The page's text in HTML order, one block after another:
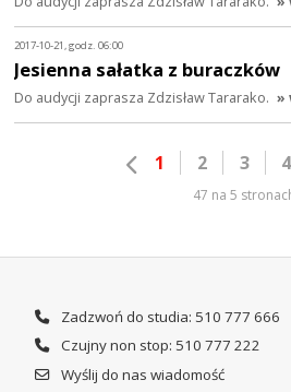
2017-10-21, godz. 06:00
Jesienna sałatka z buraczków
Do audycji zaprasza Zdzisław Tararako. »
1 2 3 4
47 na 5
Zadzwoń do studia: 510 777 666
Czujny non stop: 510 777 222
Wyślij do nas wiadomość